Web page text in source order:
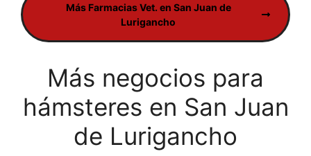
Más Farmacias Vet. en San Juan de
Lurigancho
Más negocios para
hámsteres en San Juan
de Lurigancho